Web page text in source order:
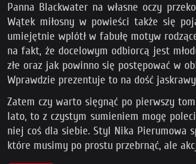
Panna Blackwater na własne oczy
Wątek miłosny w powieści także się
umiejętnie wplótł w fabułę motyw
na fakt, że docelowym odbiorcą jest
złe oraz jak powinno się postępować w
Wprawdzie prezentuje to na dość
Zatem czy warto sięgnąć po pierwszy
lato, to z czystym sumieniem mogę
niej coś dla siebie. Styl Nika Pierumowa
które musimy po prostu przebrnąć, ale